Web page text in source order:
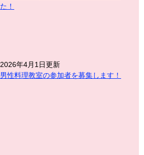
た！
2026年4月1日更新
男性料理教室の参加者を募集します！